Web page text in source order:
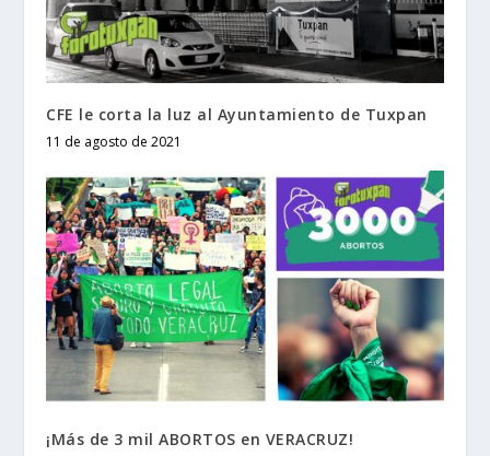
CFE le corta la luz al Ayuntamiento de Tuxpan
11 de agosto de 2021
¡Más de 3 mil ABORTOS en VERACRUZ!